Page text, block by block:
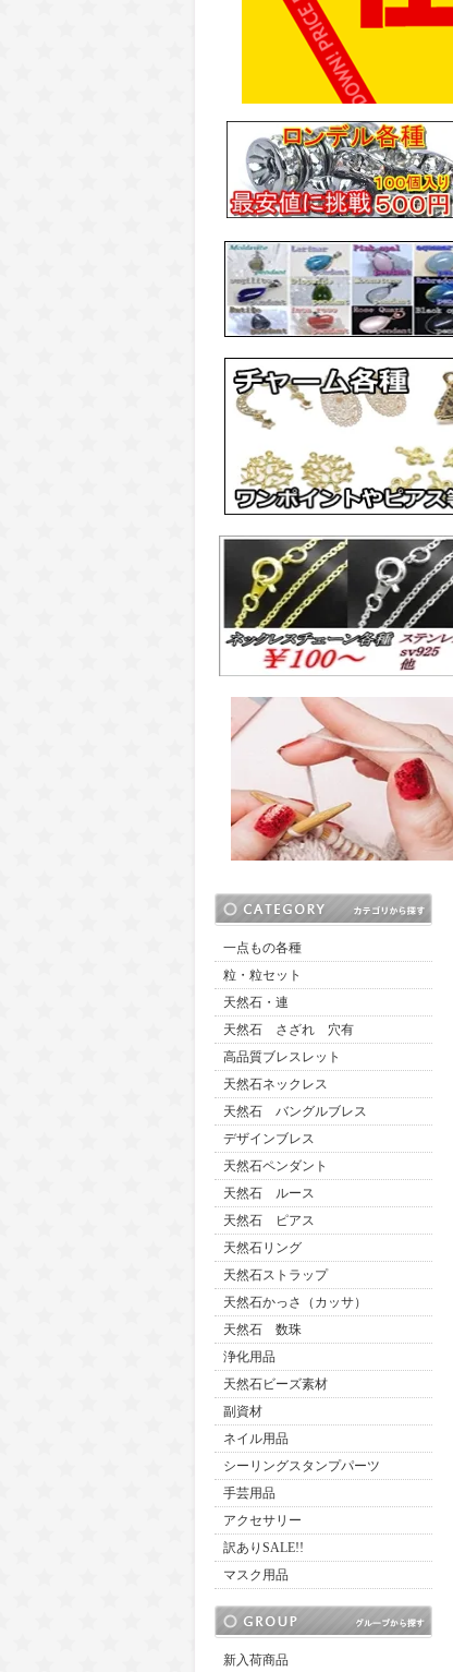
一点もの各種
粒・粒セット
天然石・連
天然石 さざれ 穴有
高品質ブレスレット
天然石ネックレス
天然石 バングルブレス
デザインブレス
天然石ペンダント
天然石 ルース
天然石 ピアス
天然石リング
天然石ストラップ
天然石かっさ（カッサ）
天然石 数珠
浄化用品
天然石ビーズ素材
副資材
ネイル用品
シーリングスタンプパーツ
手芸用品
アクセサリー
訳ありSALE!!
マスク用品
新入荷商品